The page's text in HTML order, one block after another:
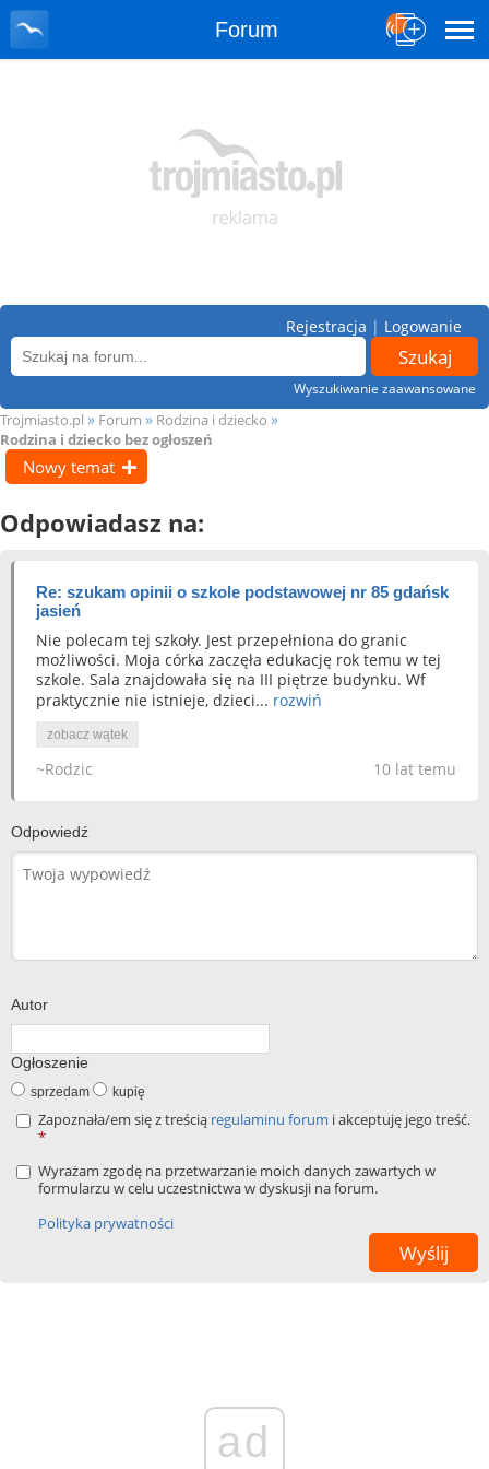
Forum
Wyszukiwanie zaawansowane
Rejestracja | Logowanie
Trojmiasto.pl » Forum » Rodzina i dziecko »
Rodzina i dziecko bez ogłoszeń
Nowy temat
Odpowiadasz na:
Re: szukam opinii o szkole podstawowej nr 85 gdańsk
jasień
Nie polecam tej szkoły. Jest przepełniona do granic
możliwości. Moja córka zaczęła edukację rok temu w tej
szkole. Sala znajdowała się na III piętrze budynku. Wf
praktycznie nie istnieje, dzieci... rozwiń
zobacz wątek
10 lat temu
~Rodzic
Odpowiedź
Autor
Ogłoszenie
sprzedam kupię
Zapoznała/em się z treścią regulaminu forum i akceptuję jego treść.
*
Wyrażam zgodę na przetwarzanie moich danych zawartych w
formularzu w celu uczestnictwa w dyskusji na forum.
Polityka prywatności
ad